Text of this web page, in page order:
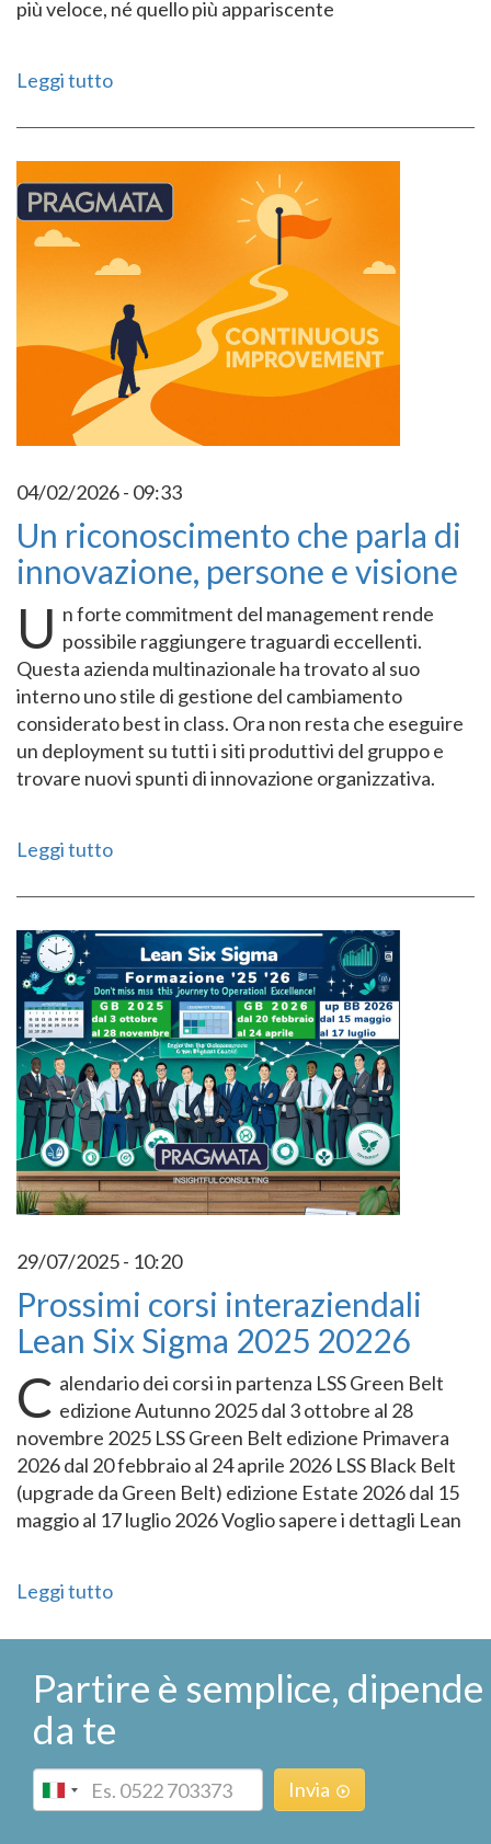
più veloce, né quello più appariscente
Leggi tutto
04/02/2026 - 09:33
Un riconoscimento che parla di
innovazione, persone e visione
U n forte commitment del management rende
possibile raggiungere traguardi eccellenti.
Questa azienda multinazionale ha trovato al suo
interno uno stile di gestione del cambiamento
considerato best in class. Ora non resta che eseguire
un deployment su tutti i siti produttivi del gruppo e
trovare nuovi spunti di innovazione organizzativa.
Leggi tutto
29/07/2025 - 10:20
Prossimi corsi interaziendali
Lean Six Sigma 2025 20226
C alendario dei corsi in partenza LSS Green Belt
edizione Autunno 2025 dal 3 ottobre al 28
novembre 2025 LSS Green Belt edizione Primavera
2026 dal 20 febbraio al 24 aprile 2026 LSS Black Belt
(upgrade da Green Belt) edizione Estate 2026 dal 15
maggio al 17 luglio 2026 Voglio sapere i dettagli Lean
Leggi tutto
Partire è semplice, dipende
da te
Phone Invia